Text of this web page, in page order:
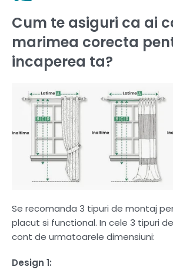
Cum te asiguri ca ai
marimea corecta
incaperea ta?
Se recomanda 3 tipuri de montaj
placut si functional. In cele 3 tipuri
cont de urmatoarele dimensiuni:
Design 1: